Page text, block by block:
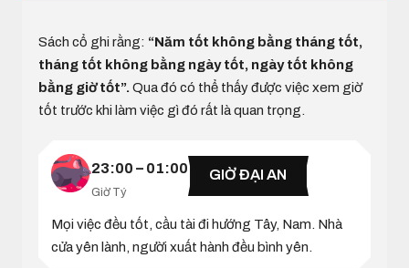
Sách cổ ghi rằng: “Năm tốt không bằng tháng tốt,
tháng tốt không bằng ngày tốt, ngày tốt không
bằng giờ tốt”. Qua đó có thể thấy được việc xem giờ
tốt trước khi làm việc gì đó rất là quan trọng.
23:00 – 01:00
Giờ Tý
GIỜ ĐẠI AN
Mọi việc đều tốt, cầu tài đi hướng Tây, Nam. Nhà
cửa yên lành, người xuất hành đều bình yên.